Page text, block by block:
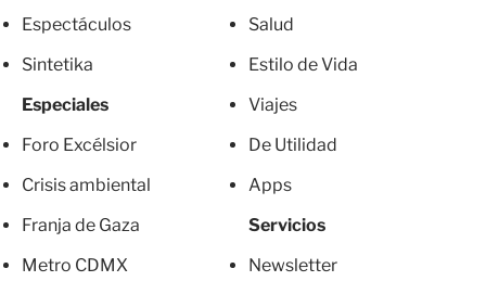
Espectáculos
Sintetika
Especiales
Foro Excélsior
Crisis ambiental
Franja de Gaza
Metro CDMX
Salud
Estilo de Vida
Viajes
De Utilidad
Apps
Servicios
Newsletter